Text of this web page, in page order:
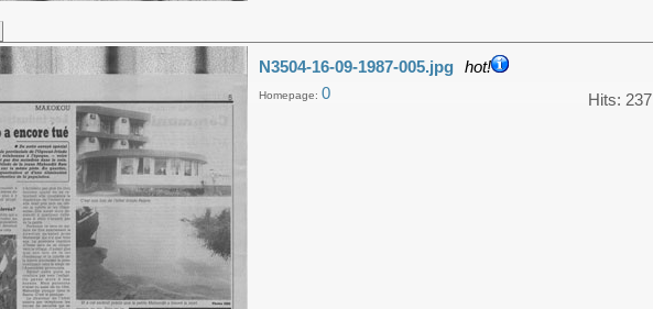
N3504-16-09-1987-005.jpg hot!
Hits: 237
Homepage: 0